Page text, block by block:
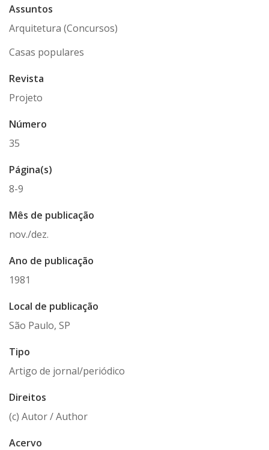
Assuntos
Arquitetura (Concursos)
Casas populares
Revista
Projeto
Número
35
Página(s)
8-9
Mês de publicação
nov./dez.
Ano de publicação
1981
Local de publicação
São Paulo, SP
Tipo
Artigo de jornal/periódico
Direitos
(c) Autor / Author
Acervo